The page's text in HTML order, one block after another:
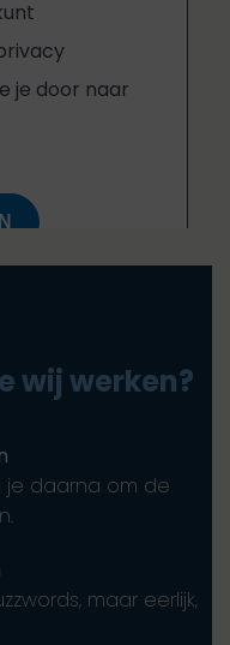
wij werken?
je daarna om de
maar eerlijk,